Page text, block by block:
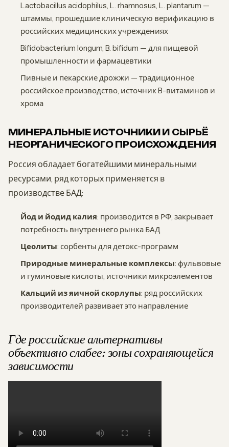
Lactobacillus acidophilus, L. rhamnosus, L. plantarum —
штаммы, прошедшие клиническую верификацию в
российских медицинских учреждениях
Bifidobacterium longum, B. bifidum — для пищевой
промышленности и фармацевтики
Пивные и пекарские дрожжи — традиционное
российское производство, источник B-витаминов и
хрома
МИНЕРАЛЬНЫЕ ИСТОЧНИКИ И СЫРЬЁ
НЕОРГАНИЧЕСКОГО ПРОИСХОЖДЕНИЯ
Россия обладает богатейшими минеральными
ресурсами, ряд которых применяется в
производстве БАД:
Йод и йодид калия: производится в РФ, закрывает
потребность внутреннего рынка БАД
Цеолиты: сорбенты для детокс-программ
Природные минеральные комплексы: фульвовые
и гуминовые кислоты, источники микроэлементов
Кальций из яичной скорлупы: ряд российских
производителей развивает это направление
Где российские альтернативы
объективно слабее: зоны сохраняющейся
зависимости